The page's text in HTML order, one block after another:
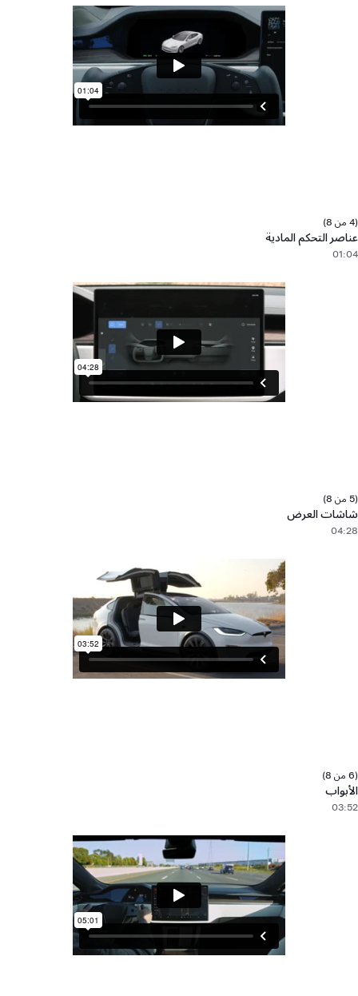
(4 من 8)
عناصر التحكم المادية
01:04
(5 من 8)
شاشات العرض
04:28
(6 من 8)
الأبواب
03:52